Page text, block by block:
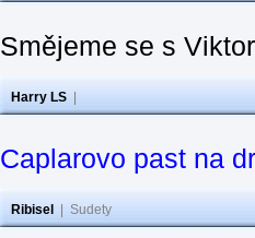
Smějeme se s
Harry LS
Caplarovo past na
Ribisel Sudety